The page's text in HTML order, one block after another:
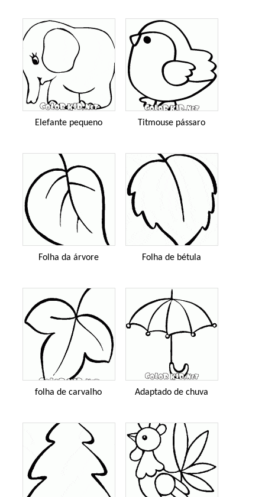
Elefante pequeno Titmouse pássaro
Folha da árvore Folha de bétula
folha de carvalho Adaptado de chuva